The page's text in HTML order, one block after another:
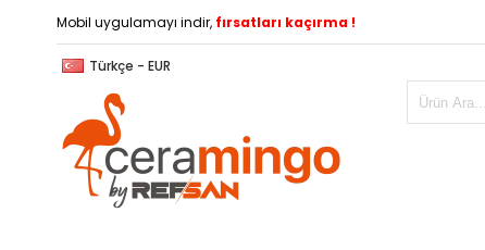
Mobil uygulamayı indir, fırsatları kaçırma !
Türkçe - EUR